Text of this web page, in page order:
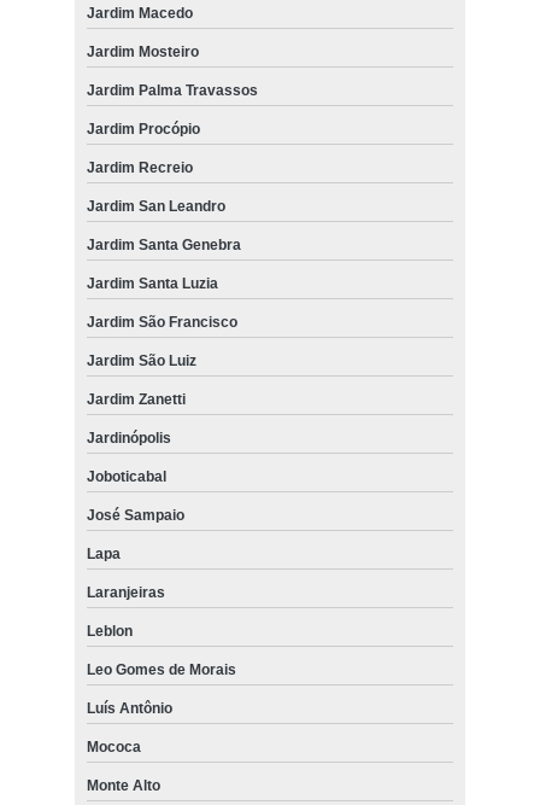
Jardim Macedo
Jardim Mosteiro
Jardim Palma Travassos
Jardim Procópio
Jardim Recreio
Jardim San Leandro
Jardim Santa Genebra
Jardim Santa Luzia
Jardim São Francisco
Jardim São Luiz
Jardim Zanetti
Jardinópolis
Joboticabal
José Sampaio
Lapa
Laranjeiras
Leblon
Leo Gomes de Morais
Luís Antônio
Mococa
Monte Alto